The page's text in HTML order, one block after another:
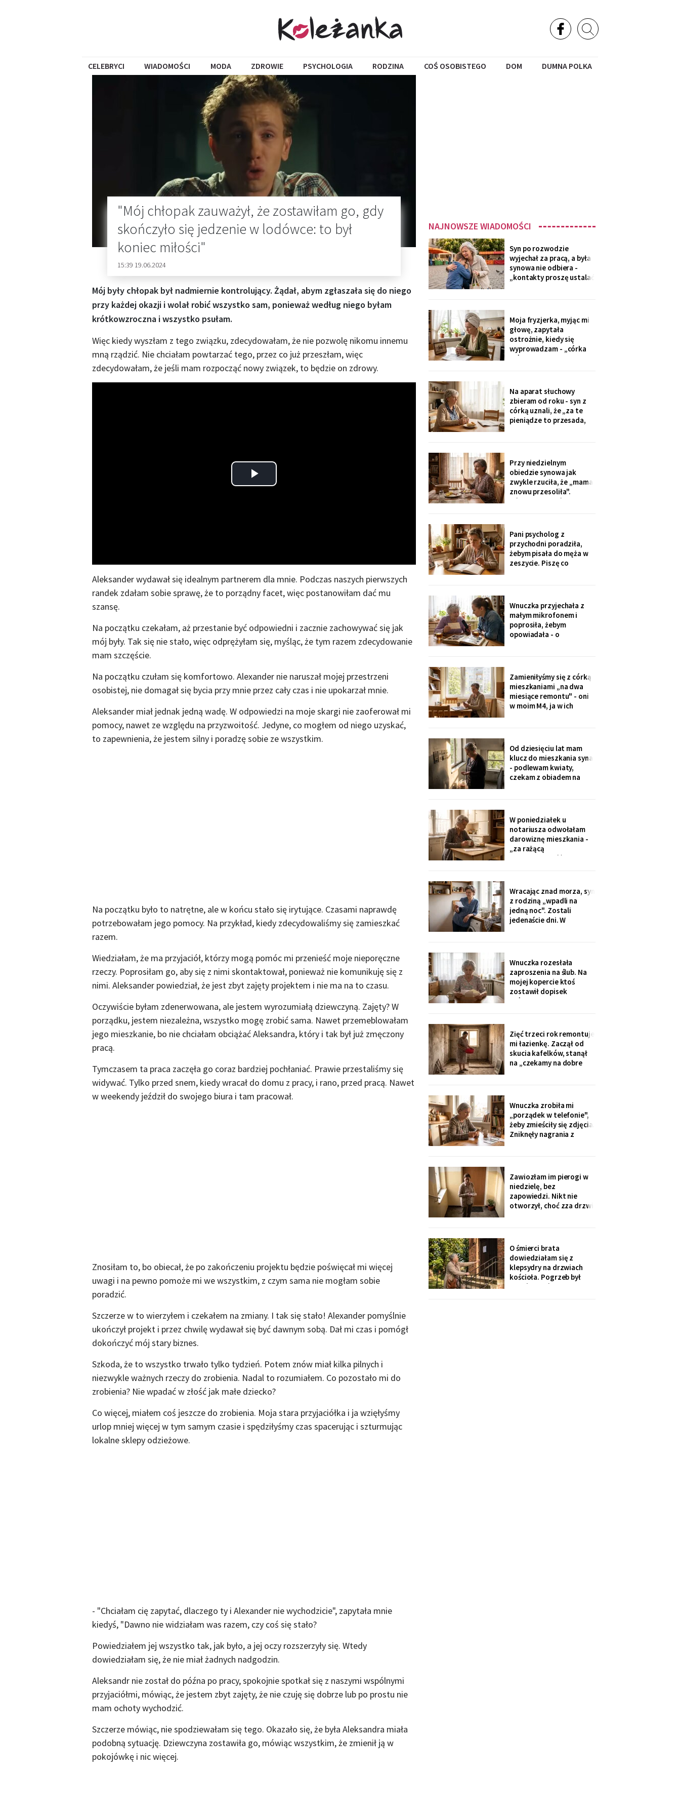
CELEBRYCI WIADOMOŚCI MODA ZDROWIE PSYCHOLOGIA RODZINA COŚ OSOBISTEGO DOM DUMNA POLKA
"Mój chłopak zauważył, że zostawiłam go, gdy
skończyło się jedzenie w lodówce: to był
koniec miłości"
15:39 19.06.2024
Mój były chłopak był nadmiernie kontrolujący. Żądał, abym zgłaszała się do niego
przy każdej okazji i wolał robić wszystko sam, ponieważ według niego byłam
krótkowzroczna i wszystko psułam.
Więc kiedy wyszłam z tego związku, zdecydowałam, że nie pozwolę nikomu innemu
mną rządzić. Nie chciałam powtarzać tego, przez co już przeszłam, więc
zdecydowałam, że jeśli mam rozpocząć nowy związek, to będzie on zdrowy.
Play
Aleksander wydawał się idealnym partnerem dla mnie. Podczas naszych pierwszych
randek zdałam sobie sprawę, że to porządny facet, więc postanowiłam dać mu
szansę.
Na początku czekałam, aż przestanie być odpowiedni i zacznie zachowywać się jak
mój były. Tak się nie stało, więc odprężyłam się, myśląc, że tym razem zdecydowanie
mam szczęście.
Na początku czułam się komfortowo. Alexander nie naruszał mojej przestrzeni
osobistej, nie domagał się bycia przy mnie przez cały czas i nie upokarzał mnie.
Aleksander miał jednak jedną wadę. W odpowiedzi na moje skargi nie zaoferował mi
pomocy, nawet ze względu na przyzwoitość. Jedyne, co mogłem od niego uzyskać,
to zapewnienia, że jestem silny i poradzę sobie ze wszystkim.
Na początku było to natrętne, ale w końcu stało się irytujące. Czasami naprawdę
potrzebowałam jego pomocy. Na przykład, kiedy zdecydowaliśmy się zamieszkać
razem.
Wiedziałam, że ma przyjaciół, którzy mogą pomóc mi przenieść moje nieporęczne
rzeczy. Poprosiłam go, aby się z nimi skontaktował, ponieważ nie komunikuję się z
nimi. Aleksander powiedział, że jest zbyt zajęty projektem i nie ma na to czasu.
Oczywiście byłam zdenerwowana, ale jestem wyrozumiałą dziewczyną. Zajęty? W
porządku, jestem niezależna, wszystko mogę zrobić sama. Nawet przemeblowałam
jego mieszkanie, bo nie chciałam obciążać Aleksandra, który i tak był już zmęczony
pracą.
Tymczasem ta praca zaczęła go coraz bardziej pochłaniać. Prawie przestaliśmy się
widywać. Tylko przed snem, kiedy wracał do domu z pracy, i rano, przed pracą. Nawet
w weekendy jeździł do swojego biura i tam pracował.
Znosiłam to, bo obiecał, że po zakończeniu projektu będzie poświęcał mi więcej
uwagi i na pewno pomoże mi we wszystkim, z czym sama nie mogłam sobie
poradzić.
Szczerze w to wierzyłem i czekałem na zmiany. I tak się stało! Alexander pomyślnie
ukończył projekt i przez chwilę wydawał się być dawnym sobą. Dał mi czas i pomógł
dokończyć mój stary biznes.
Szkoda, że to wszystko trwało tylko tydzień. Potem znów miał kilka pilnych i
niezwykle ważnych rzeczy do zrobienia. Nadal to rozumiałem. Co pozostało mi do
zrobienia? Nie wpadać w złość jak małe dziecko?
Co więcej, miałem coś jeszcze do zrobienia. Moja stara przyjaciółka i ja wzięłyśmy
urlop mniej więcej w tym samym czasie i spędziłyśmy czas spacerując i szturmując
lokalne sklepy odzieżowe.
- "Chciałam cię zapytać, dlaczego ty i Alexander nie wychodzicie", zapytała mnie
kiedyś, "Dawno nie widziałam was razem, czy coś się stało?
Powiedziałem jej wszystko tak, jak było, a jej oczy rozszerzyły się. Wtedy
dowiedziałam się, że nie miał żadnych nadgodzin.
Aleksandr nie został do późna po pracy, spokojnie spotkał się z naszymi wspólnymi
przyjaciółmi, mówiąc, że jestem zbyt zajęty, że nie czuję się dobrze lub po prostu nie
mam ochoty wychodzić.
Szczerze mówiąc, nie spodziewałam się tego. Okazało się, że była Aleksandra miała
podobną sytuację. Dziewczyna zostawiła go, mówiąc wszystkim, że zmienił ją w
pokojówkę i nic więcej.
NAJNOWSZE WIADOMOŚCI
Syn po rozwodzie
wyjechał za pracą, a była
synowa nie odbiera -
„kontakty proszę ustalać
na rynku młodszy mnie
zobaczył, wyrwał jej się z
ręki i przybiegł. Zdążyłam
tylko przytulić.
Moja fryzjerka, myjąc mi
głowę, zapytała
ostrożnie, kiedy się
wyprowadzam - „córka
mówiła u nas w salonie,
czegoś mniejszego".
Niczego nie szukam. Nic
nie sprzedaję.
Na aparat słuchowy
zbieram od roku - syn z
córką uznali, że „za te
pieniądze to przesada,
swobodnie, bo mama i
tak nie słyszy. Słyszę
więcej, niż myślą. W
niedzielę usłyszałam, co
planują z moim
Przy niedzielnym
obiedzie synowa jak
zwykle rzuciła, że „mama
znowu przesoliła".
Ośmioletni Staś odłożył
nie mówi, że mama coś
zrobiła źle". Zrobiło się
bardzo cicho.
Pani psycholog z
przychodni poradziła,
żebym pisała do męża w
zeszycie. Piszę co
sąsiadowi, który zawsze
mi pomaga - a nie synowi,
który nie przyjechał ani
do szpitala, ani na
rocznicę
Wnuczka przyjechała z
małym mikrofonem i
poprosiła, żebym
opowiadała - o
niedziele. Powiedziała,
że chce, żeby jej dzieci
kiedyś usłyszały mój głos.
Zamieniłyśmy się z córką
mieszkaniami „na dwa
miesiące remontu" - oni
w moim M4, ja w ich
widziałam na zdjęciach u
wnuczki. Córka mówi:
„Mamo, przecież stąd
masz bliżej do
przychodni".
Od dziesięciu lat mam
klucz do mieszkania syna
- podlewam kwiaty,
czekam z obiadem na
na karty. Karty dostali
wszyscy, nawet mama
synowej. Ja mam dzwonić
domofonem.
W poniedziałek u
notariusza odwołałam
darowiznę mieszkania -
„za rażącą
niewdzięczność", tak to
poleconego. Pani
notariusz spytała, czy na
pewno. Jestem pewna od
Wigilii, odkąd jem
świąteczną kolację w
Wracając znad morza, syn
z rodziną „wpadli na
jedną noc". Zostali
jedenaście dni. W
wrzuciłam nasze rzeczy,
odbierzemy wyprane w
środę. Buziaki".
Wnuczka rozesłała
zaproszenia na ślub. Na
mojej kopercie ktoś
zostawił dopisek
ołówkiem, chyba nie dla
przy cioci Loli, daleko od
mikrofonu, bo lubi
gadać".
Zięć trzeci rok remontuje
mi łazienkę. Zaczął od
skucia kafelków, stanął
na „czekamy na dobre
wszystkim, jak dba o
teściową. W piątek kupił
sobie quada.
Wnuczka zrobiła mi
„porządek w telefonie",
żeby zmieściły się zdjęcia.
Zniknęły nagrania z
mąż jeszcze mówi.
„Babciu, zajmowały
najwięcej miejsca". Córka
dodała, żebym „nie robiła
afery, przecież mam
Zawiozłam im pierogi w
niedzielę, bez
zapowiedzi. Nikt nie
otworzył, choć zza drzwi
telefon: „Ten nowy
dzwonek pokazuje na
komórce, kto stoi. Mama
wtedy mówi: cicho,
poczekamy, aż babcia
O śmierci brata
dowiedziałam się z
klepsydry na drzwiach
kościoła. Pogrzeb był
dzień wcześniej, nikt z